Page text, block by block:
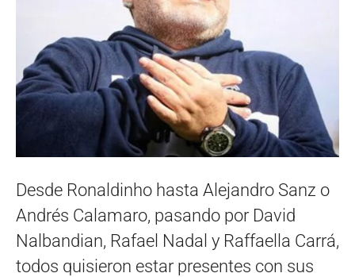
Desde Ronaldinho hasta Alejandro Sanz o
Andrés Calamaro, pasando por David
Nalbandian, Rafael Nadal y Raffaella Carrá,
todos quisieron estar presentes con sus